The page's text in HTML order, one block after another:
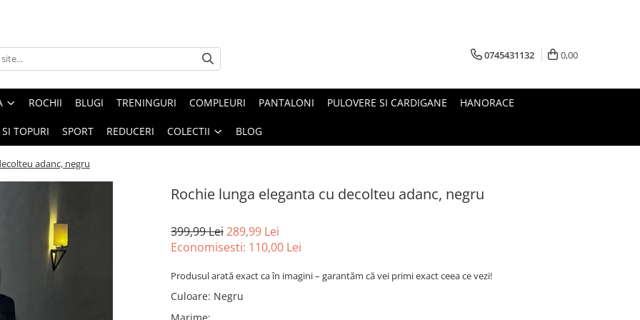
0745431132 0,00
ROCHII BLUGI TRENINGURI COMPLEURI PANTALONI PULOVERE SI CARDIGANE HANORACE
TOPURI SPORT REDUCERI COLECTII BLOG
adanc, negru
Rochie lunga eleganta cu decolteu adanc, negru
399,99 Lei289,99 Lei
Economisesti: 110,00 Lei
Produsul arată exact ca în imagini – garantăm că vei primi exact ceea ce vezi!
Culoare: Negru